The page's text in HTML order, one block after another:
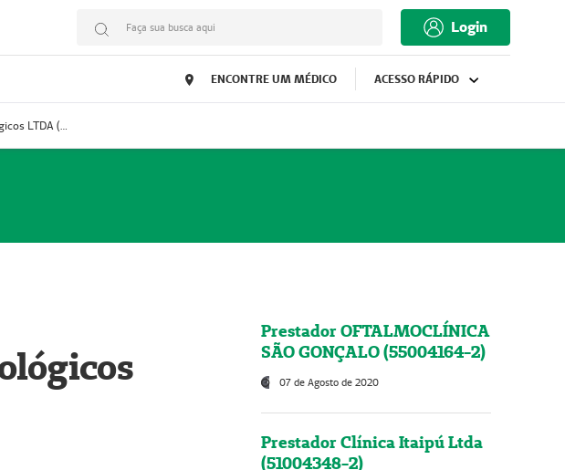
Faça sua busca aqui Login
ENCONTRE UM MÉDICO ACESSO RÁPIDO
Prestador Decordis Exames Cardiológicos LTDA (51004346-0)
Prestador OFTALMOCLÍNICA
SÃO GONÇALO (55004164-2)
07 de Agosto de 2020
Prestador Clínica Itaipú Ltda
(51004348-2)